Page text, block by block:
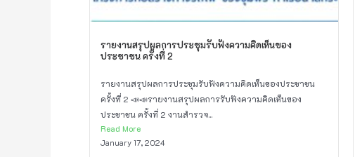
รายงานสรุปผลการประชุมรับฟังความคิดเห็นของ
ประชาชน ครั้งที่ 2
รายงานสรุปผลการประชุมรับฟังความคิดเห็นของประชาชน
ครั้งที่ 2 📣📣รายงานสรุปผลการรับฟังความคิดเห็นของ
ประชาชน ครั้งที่ 2 งานสำรวจ...
Read More
January 17, 2024